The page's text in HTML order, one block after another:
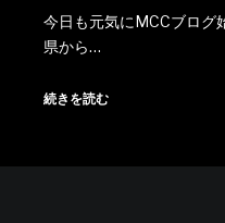
今日も元気にMCCブログ
県から…
続きを読む